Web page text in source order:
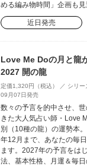
める編み物時間」企画も見
近日発売
Love Me Doの月と龍
2027 開の龍
定価1,320円（税込） ／ シリ
09月07日発売
数々の予言を的中させ、
きた大人気占い師・Love
別（10種の龍）の運勢本
年12月まで、あなたの毎
ます。2027年の予言をは
法、基本性格、月運＆毎